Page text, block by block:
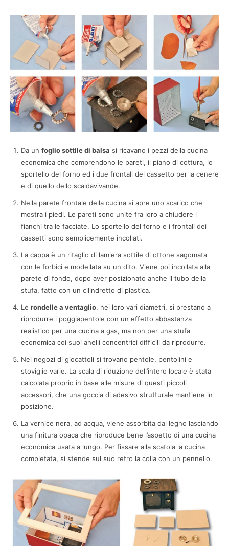
Da un foglio sottile di balsa si ricavano i pezzi della cucina
economica che comprendono le pareti, il piano di cottura, lo
sportello del forno ed i due frontali del cassetto per la cenere
e di quello dello scaldavivande.
Nella parete frontale della cucina si apre uno scarico che
mostra i piedi. Le pareti sono unite fra loro a chiudere i
fianchi tra le facciate. Lo sportello del forno e i frontali dei
cassetti sono semplicemente incollati.
La cappa è un ritaglio di lamiera sottile di ottone sagomata
con le forbici e modellata su un dito. Viene poi incollata alla
parete di fondo, dopo aver posizionato anche il tubo della
stufa, fatto con un cilindretto di plastica.
Le rondelle a ventaglio, nei loro vari diametri, si prestano a
riprodurre i poggiapentole con un effetto abbastanza
realistico per una cucina a gas, ma non per una stufa
economica coi suoi anelli concentrici difficili da riprodurre.
Nei negozi di giocattoli si trovano pentole, pentolini e
stoviglie varie. La scala di riduzione dell’intero locale è stata
calcolata proprio in base alle misure di questi piccoli
accessori, che una goccia di adesivo strutturale mantiene in
posizione.
La vernice nera, ad acqua, viene assorbita dal legno lasciando
una finitura opaca che riproduce bene l’aspetto di una cucina
economica usata a lungo. Per fissare alla scatola la cucina
completata, si stende sul suo retro la colla con un pennello.